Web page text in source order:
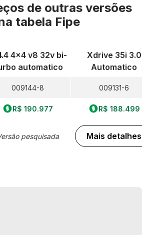
de outras versões
tabela Fipe
4x4 v8 32v bi-
automatico
009144-8
R$ 190.977
pesquisada
Xdrive 35i 3.0
Automatico
009131-6
R$ 188.499
Mais detalhes